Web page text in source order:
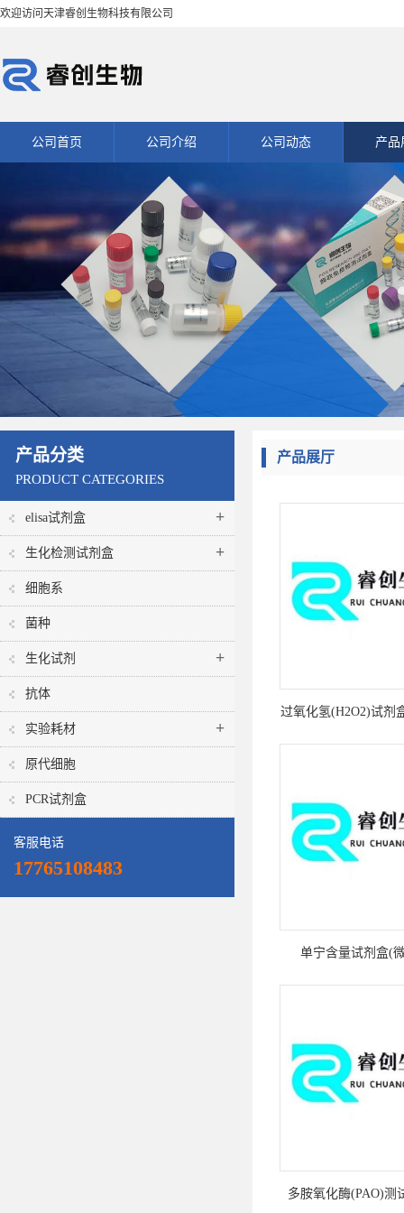
欢迎访问天津睿创生物科技有限公司
公司首页 公司介绍 公司动态 产品
产品分类
PRODUCT CATEGORIES
elisa试剂盒 +
生化检测试剂盒 +
细胞系
菌种
生化试剂 +
抗体
实验耗材 +
原代细胞
PCR试剂盒
客服电话
17765108483
产品展厅
过氧化氢(H2O2)试剂
单宁含量试剂盒(
多胺氧化酶(PAO)测